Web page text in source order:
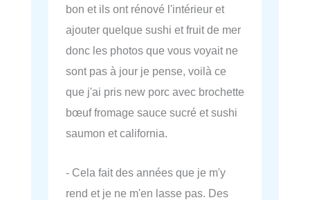
bon et ils ont rénové l'intérieur et
ajouter quelque sushi et fruit de mer
donc les photos que vous voyait ne
sont pas à jour je pense, voilà ce
que j'ai pris new porc avec brochette
bœuf fromage sauce sucré et sushi
saumon et california.
- Cela fait des années que je m'y
rend et je ne m'en lasse pas. Des